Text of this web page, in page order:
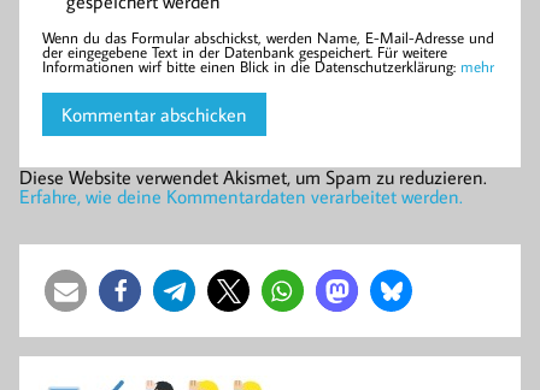
Wenn du das Formular abschickst, werden Name, E-Mail-Adresse und
der eingegebene Text in der Datenbank gespeichert. Für weitere
Informationen wirf bitte einen Blick in die Datenschutzerklärung: mehr
Diese Website verwendet Akismet, um Spam zu reduzieren.
Erfahre, wie deine Kommentardaten verarbeitet werden.